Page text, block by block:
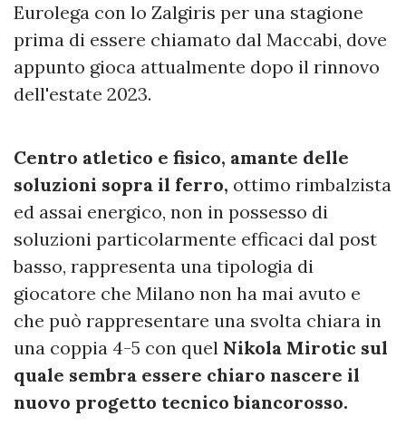
Eurolega con lo Zalgiris per una stagione
prima di essere chiamato dal Maccabi, dove
appunto gioca attualmente dopo il rinnovo
dell'estate 2023.
Centro atletico e fisico, amante delle
soluzioni sopra il ferro, ottimo rimbalzista
ed assai energico, non in possesso di
soluzioni particolarmente efficaci dal post
basso, rappresenta una tipologia di
giocatore che Milano non ha mai avuto e
che può rappresentare una svolta chiara in
una coppia 4-5 con quel Nikola Mirotic sul
quale sembra essere chiaro nascere il
nuovo progetto tecnico biancorosso.